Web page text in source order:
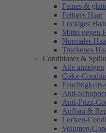
Feines &
Fettiges Haar
Lockiges
Mittel gegen
Normales
Trockenes
Conditioner &
Alle anzeigen
Color-
Anti-
Anti-Frizz-
Aufbau &
Locken-
Volumen-